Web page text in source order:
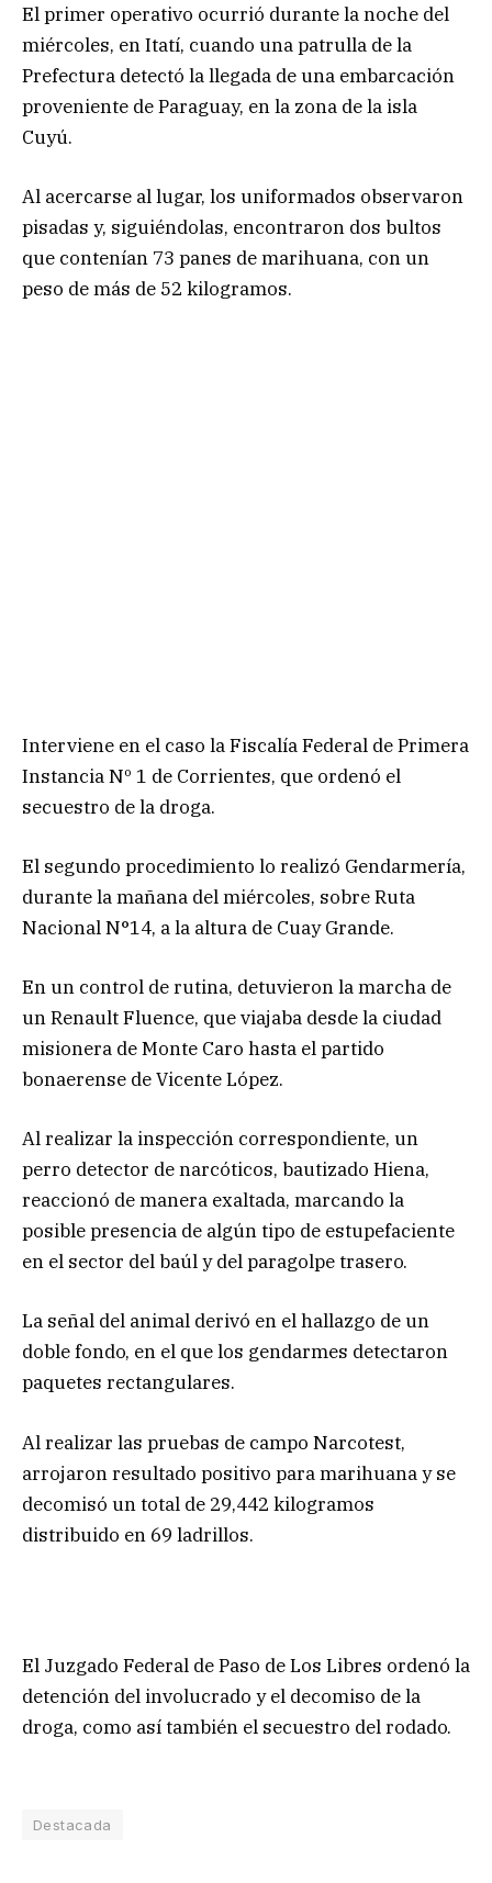
El primer operativo ocurrió durante la noche del
miércoles, en Itatí, cuando una patrulla de la
Prefectura detectó la llegada de una embarcación
proveniente de Paraguay, en la zona de la isla
Cuyú.
Al acercarse al lugar, los uniformados observaron
pisadas y, siguiéndolas, encontraron dos bultos
que contenían 73 panes de marihuana, con un
peso de más de 52 kilogramos.
Interviene en el caso la Fiscalía Federal de Primera
Instancia Nº 1 de Corrientes, que ordenó el
secuestro de la droga.
El segundo procedimiento lo realizó Gendarmería,
durante la mañana del miércoles, sobre Ruta
Nacional N°14, a la altura de Cuay Grande.
En un control de rutina, detuvieron la marcha de
un Renault Fluence, que viajaba desde la ciudad
misionera de Monte Caro hasta el partido
bonaerense de Vicente López.
Al realizar la inspección correspondiente, un
perro detector de narcóticos, bautizado Hiena,
reaccionó de manera exaltada, marcando la
posible presencia de algún tipo de estupefaciente
en el sector del baúl y del paragolpe trasero.
La señal del animal derivó en el hallazgo de un
doble fondo, en el que los gendarmes detectaron
paquetes rectangulares.
Al realizar las pruebas de campo Narcotest,
arrojaron resultado positivo para marihuana y se
decomisó un total de 29,442 kilogramos
distribuido en 69 ladrillos.
El Juzgado Federal de Paso de Los Libres ordenó la
detención del involucrado y el decomiso de la
droga, como así también el secuestro del rodado.
Destacada